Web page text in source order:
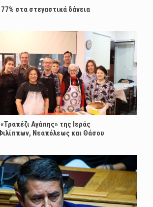
στα στεγαστικά δάνεια
Αγάπης» της Ιεράς
Νεαπόλεως και Θάσου